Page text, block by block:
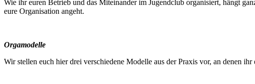
Wie ihr euren Betrieb und das Miteinander im Jugendclub organisiert, hängt
eure Organisation angeht.
Orgamodelle
Wir stellen euch hier drei verschiedene Modelle aus der Praxis vor, an denen